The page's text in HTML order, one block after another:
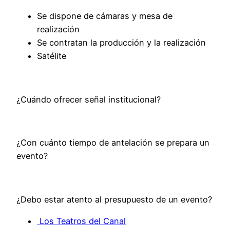
Se dispone de cámaras y mesa de
realización
Se contratan la producción y la realización
Satélite
¿Cuándo ofrecer señal institucional?
¿Con cuánto tiempo de antelación se prepara un
evento?
¿Debo estar atento al presupuesto de un evento?
Los Teatros del Canal